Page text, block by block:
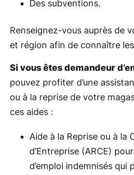
Des subventions.
Renseignez-vous auprès de
et région afin de connaître
Si vous êtes demandeur
pouvez profiter d’une
ou à la reprise de votre
ces aides :
Aide à la Reprise ou à la
d’Entreprise (ARCE)
d’emploi indemnisés qui